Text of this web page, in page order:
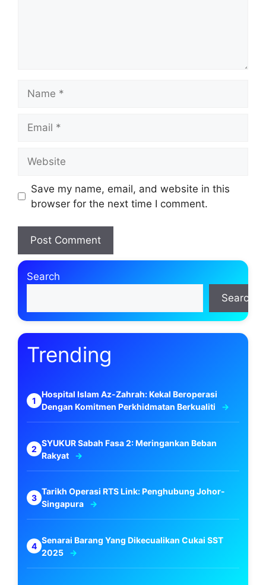
Save my name, email, and website in this
browser for the next time I comment.
Search
Search
Trending
Hospital Islam Az-Zahrah: Kekal Beroperasi
Dengan Komitmen Perkhidmatan Berkualiti
SYUKUR Sabah Fasa 2: Meringankan Beban
Rakyat
Tarikh Operasi RTS Link: Penghubung Johor-
Singapura
Senarai Barang Yang Dikecualikan Cukai SST
2025